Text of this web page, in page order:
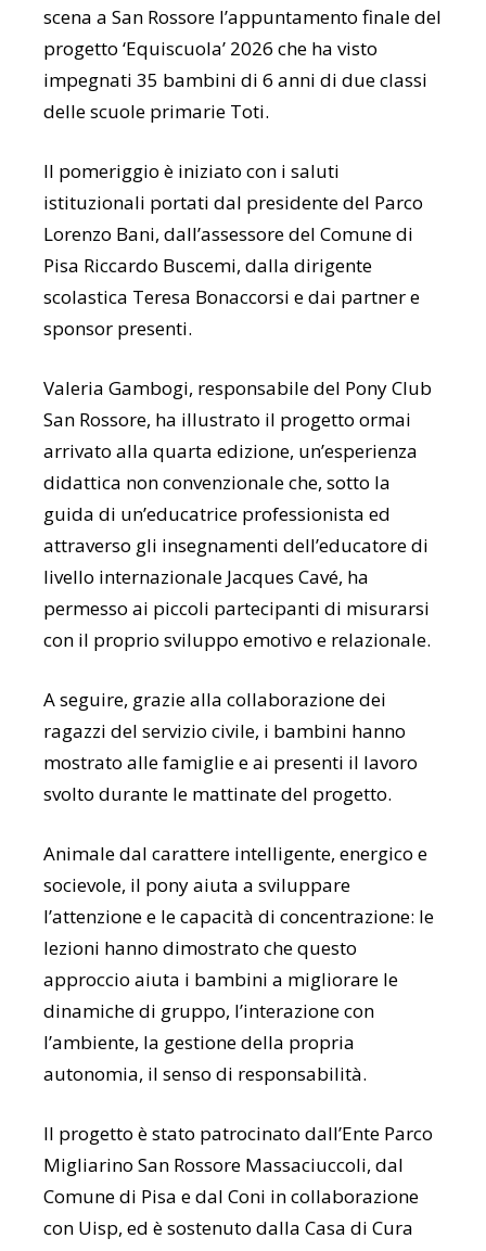
scena a San Rossore l’appuntamento finale del
progetto ‘Equiscuola’ 2026 che ha visto
impegnati 35 bambini di 6 anni di due classi
delle scuole primarie Toti.
Il pomeriggio è iniziato con i saluti
istituzionali portati dal presidente del Parco
Lorenzo Bani, dall’assessore del Comune di
Pisa Riccardo Buscemi, dalla dirigente
scolastica Teresa Bonaccorsi e dai partner e
sponsor presenti.
Valeria Gambogi, responsabile del Pony Club
San Rossore, ha illustrato il progetto ormai
arrivato alla quarta edizione, un’esperienza
didattica non convenzionale che, sotto la
guida di un’educatrice professionista ed
attraverso gli insegnamenti dell’educatore di
livello internazionale Jacques Cavé, ha
permesso ai piccoli partecipanti di misurarsi
con il proprio sviluppo emotivo e relazionale.
A seguire, grazie alla collaborazione dei
ragazzi del servizio civile, i bambini hanno
mostrato alle famiglie e ai presenti il lavoro
svolto durante le mattinate del progetto.
Animale dal carattere intelligente, energico e
socievole, il pony aiuta a sviluppare
l’attenzione e le capacità di concentrazione: le
lezioni hanno dimostrato che questo
approccio aiuta i bambini a migliorare le
dinamiche di gruppo, l’interazione con
l’ambiente, la gestione della propria
autonomia, il senso di responsabilità.
Il progetto è stato patrocinato dall’Ente Parco
Migliarino San Rossore Massaciuccoli, dal
Comune di Pisa e dal Coni in collaborazione
con Uisp, ed è sostenuto dalla Casa di Cura